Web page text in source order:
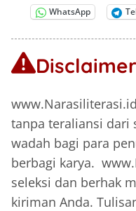
WhatsApp
Disclaimer
tanpa teraliansi dari
wadah bagi para
berbagi karya.
seleksi dan berhak
kiriman Anda.